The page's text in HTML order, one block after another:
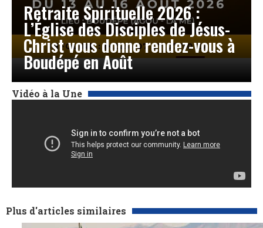
Retraite Spirituelle 2026 :
L’Église des Disciples de Jésus-
Christ vous donne rendez-vous à
Boudépé en Août
Vidéo à la Une
Plus d'articles similaires